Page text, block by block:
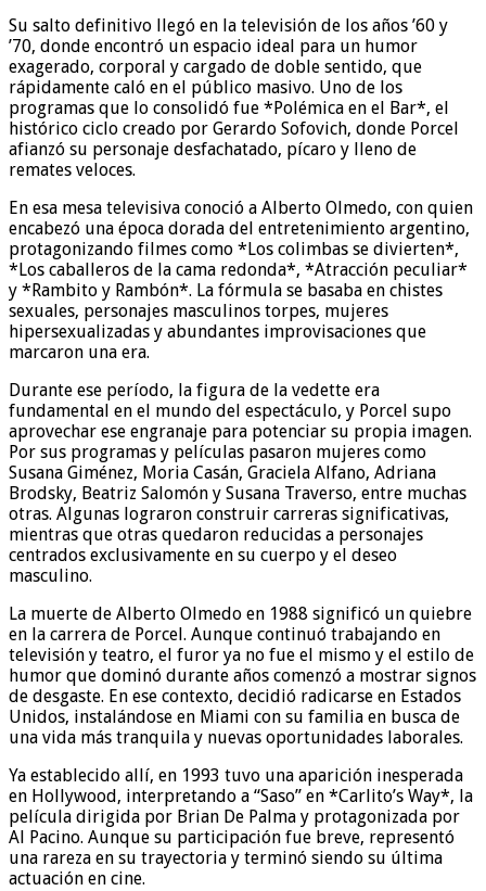
Su salto definitivo llegó en la televisión de los años ’60 y
’70, donde encontró un espacio ideal para un humor
exagerado, corporal y cargado de doble sentido, que
rápidamente caló en el público masivo. Uno de los
programas que lo consolidó fue *Polémica en el Bar*, el
histórico ciclo creado por Gerardo Sofovich, donde Porcel
afianzó su personaje desfachatado, pícaro y lleno de
remates veloces.
En esa mesa televisiva conoció a Alberto Olmedo, con quien
encabezó una época dorada del entretenimiento argentino,
protagonizando filmes como *Los colimbas se divierten*,
*Los caballeros de la cama redonda*, *Atracción peculiar*
y *Rambito y Rambón*. La fórmula se basaba en chistes
sexuales, personajes masculinos torpes, mujeres
hipersexualizadas y abundantes improvisaciones que
marcaron una era.
Durante ese período, la figura de la vedette era
fundamental en el mundo del espectáculo, y Porcel supo
aprovechar ese engranaje para potenciar su propia imagen.
Por sus programas y películas pasaron mujeres como
Susana Giménez, Moria Casán, Graciela Alfano, Adriana
Brodsky, Beatriz Salomón y Susana Traverso, entre muchas
otras. Algunas lograron construir carreras significativas,
mientras que otras quedaron reducidas a personajes
centrados exclusivamente en su cuerpo y el deseo
masculino.
La muerte de Alberto Olmedo en 1988 significó un quiebre
en la carrera de Porcel. Aunque continuó trabajando en
televisión y teatro, el furor ya no fue el mismo y el estilo de
humor que dominó durante años comenzó a mostrar signos
de desgaste. En ese contexto, decidió radicarse en Estados
Unidos, instalándose en Miami con su familia en busca de
una vida más tranquila y nuevas oportunidades laborales.
Ya establecido allí, en 1993 tuvo una aparición inesperada
en Hollywood, interpretando a “Saso” en *Carlito’s Way*, la
película dirigida por Brian De Palma y protagonizada por
Al Pacino. Aunque su participación fue breve, representó
una rareza en su trayectoria y terminó siendo su última
actuación en cine.